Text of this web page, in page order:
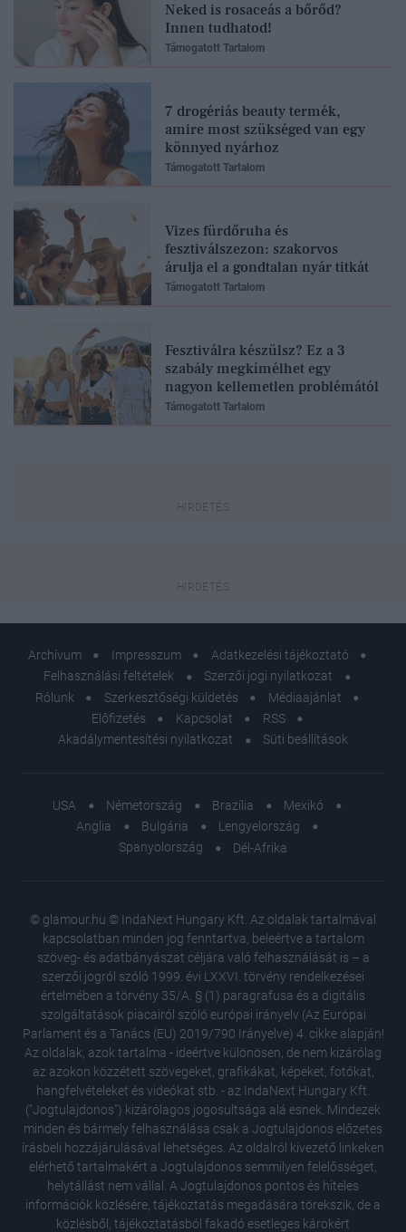
Neked is rosaceás a bőrőd?
Innen tudhatod!
Támogatott Tartalom
7 drogériás beauty termék,
amire most szükséged van egy
könnyed nyárhoz
Támogatott Tartalom
Vizes fürdőruha és
fesztiválszezon: szakorvos
árulja el a gondtalan nyár titkát
Támogatott Tartalom
Fesztiválra készülsz? Ez a 3
szabály megkímélhet egy
nagyon kellemetlen problémától
Támogatott Tartalom
Archívum Impresszum
Adatkezelési tájékoztató
Felhasználási feltételek
Szerzői jogi nyilatkozat
Rólunk
Szerkesztőségi küldetés
Médiaajánlat
Előfizetés
Kapcsolat
RSS
Akadálymentesítési nyilatkozat
Süti beállítások
USA Németország Brazília
Mexikó
Anglia
Bulgária
Lengyelország
Spanyolország
Dél-Afrika
© glamour.hu © IndaNext Hungary Kft. Az oldalak tartalmával
kapcsolatban minden jog fenntartva, beleértve a tartalom
szöveg- és adatbányászat céljára való felhasználását is – a
szerzői jogról szóló 1999. évi LXXVI. törvény rendelkezései
értelmében a törvény 35/A. § (1) paragrafusa és a digitális
szolgáltatások piacairól szóló európai irányelv (Az Európai
Parlament és a Tanács (EU) 2019/790 Irányelve) 4. cikke alapján!
Az oldalak, azok tartalma - ideértve különösen, de nem kizárólag
az azokon közzétett szövegeket, grafikákat, képeket, fotókat,
hangfelvételeket és videókat stb. - az IndaNext Hungary Kft.
("Jogtulajdonos") kizárólagos jogosultsága alá esnek. Mindezek
minden és bármely felhasználása csak a Jogtulajdonos előzetes
írásbeli hozzájárulásával lehetséges. Az oldalról kivezető linkeken
elérhető tartalmakért a Jogtulajdonos semmilyen felelősséget,
helytállást nem vállal. A Jogtulajdonos pontos és hiteles
információk közlésére, tájékoztatás megadására törekszik, de a
közlésből, tájékoztatásból fakadó esetleges károkért